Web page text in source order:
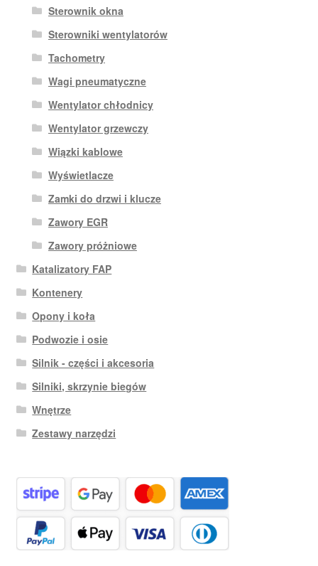
Sterownik okna
Sterowniki wentylatorów
Tachometry
Wagi pneumatyczne
Wentylator chłodnicy
Wentylator grzewczy
Wiązki kablowe
Wyświetlacze
Zamki do drzwi i klucze
Zawory EGR
Zawory próżniowe
Katalizatory FAP
Kontenery
Opony i koła
Podwozie i osie
Silnik - części i akcesoria
Silniki, skrzynie biegów
Wnętrze
Zestawy narzędzi